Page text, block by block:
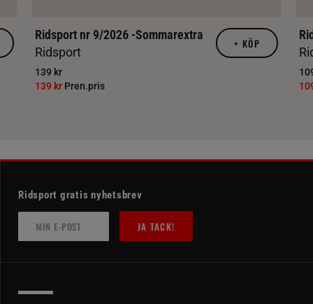
Ridsport nr 9/2026 -Sommarextra
Ridsport
139 kr
139 kr Pren.pris
+ KÖP
Ridsport gratis nyhetsbrev
JA TACK!